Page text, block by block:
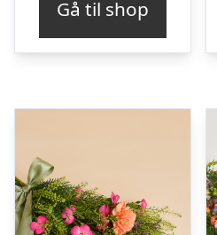
Gå til shop